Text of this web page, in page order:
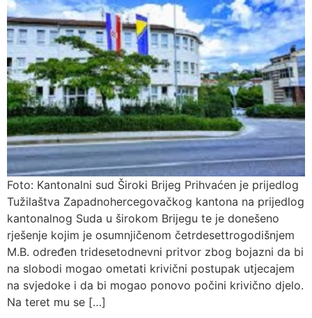
Foto: Kantonalni sud Široki Brijeg Prihvaćen je prijedlog
Tužilaštva Zapadnohercegovačkog kantona na prijedlog
kantonalnog Suda u širokom Brijegu te je donešeno
rješenje kojim je osumnjičenom četrdesettrogodišnjem
M.B. određen tridesetodnevni pritvor zbog bojazni da bi
na slobodi mogao ometati krivični postupak utjecajem
na svjedoke i da bi mogao ponovo počini krivično djelo.
Na teret mu se […]